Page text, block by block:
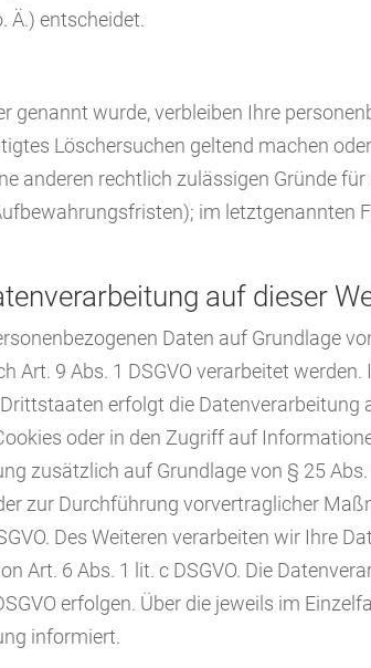
Ä.) entscheidet.
wurde, verbleiben Ihre
Löschersuchen geltend machen
anderen rechtlich zulässigen Gründe für
im letztgenannten
auf dieser
Daten auf Grundlage
Art. 9 Abs. 1 DSGVO verarbeitet werden.
erfolgt die Datenverarbeitung
oder in den Zugriff auf
zusätzlich auf Grundlage von § 25 Abs.
zur Durchführung vorvertraglicher
Des Weiteren verarbeiten wir Ihre
Art. 6 Abs. 1 lit. c DSGVO. Die
erfolgen. Über die jeweils im
informiert.